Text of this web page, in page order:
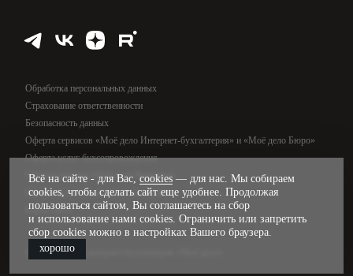
Обработка персональных данных
Страхование ответственности
Безопасность данных
Оферта сервисов «Моё дело Интернет-бухгалтерия» и «Моё дело Бюро»
Оферта услуг бухсопровождения
Оферта сервиса «Моё дело Финансы»
Оферта услуг управленческого учёта
Карта сайта
© 2009—2026, интернет-бухгалтерия «Моё дело»
Всё на сайте - для Вас, cookies — для нас. Мы собираем
cookies, чтобы сделать сайт еще удобнее. Продолжая
пользоваться сайтом, Вы соглашаетесь на сбор
и использование нами cookies. Ограничить или запретить
сбор cookies можно в настройках Вашего браузера.
хорошо